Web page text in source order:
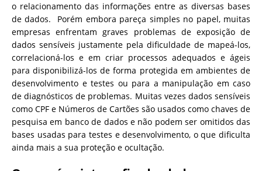
o relacionamento das informações entre as diversas bases
de dados. Porém embora pareça simples no papel, muitas
empresas enfrentam graves problemas de exposição de
dados sensíveis justamente pela dificuldade de mapeá-los,
correlacioná-los e em criar processos adequados e ágeis
para disponibilizá-los de forma protegida em ambientes de
desenvolvimento e testes ou para a manipulação em caso
de diagnósticos de problemas. Muitas vezes dados sensíveis
como CPF e Números de Cartões são usados como chaves de
pesquisa em banco de dados e não podem ser omitidos das
bases usadas para testes e desenvolvimento, o que dificulta
ainda mais a sua proteção e ocultação.